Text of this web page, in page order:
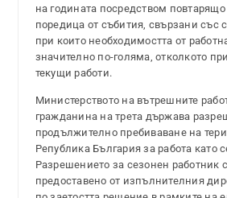
на годината посредством
поредица от събития, свързани със
при които необходимостта от
значително по-голяма, отколкото
текущи работи.
Министерството на вътрешните
гражданина на трета държава
продължително пребиваване на
Република България за работа като
Разрешението за сезонен работник
предоставено от изпълнителния